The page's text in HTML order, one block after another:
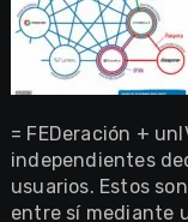
= FEDeración +
independientes
usuarios. Estos
entre sí mediante